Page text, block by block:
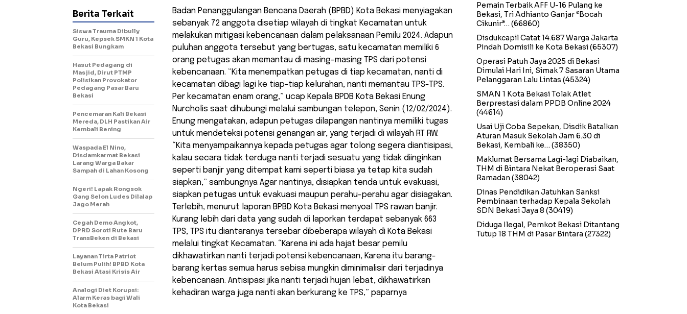
Badan Penanggulangan Bencana Daerah (BPBD) Kota Bekasi menyiagakan
sebanyak 72 anggota disetiap wilayah di tingkat Kecamatan untuk
melakukan mitigasi kebencanaan dalam pelaksanaan Pemilu 2024. Adapun
puluhan anggota tersebut yang bertugas, satu kecamatan memiliki 6
orang petugas akan memantau di masing-masing TPS dari potensi
kebencanaan. “Kita menempatkan petugas di tiap kecamatan, nanti di
kecamatan dibagi lagi ke tiap-tiap kelurahan, nanti memantau TPS-TPS.
Per kecamatan enam orang,” ucap Kepala BPDB Kota Bekasi Enung
Nurcholis saat dihubungi melalui sambungan telepon, Senin (12/02/2024).
Enung mengatakan, adapun petugas dilapangan nantinya memiliki tugas
untuk mendeteksi potensi genangan air, yang terjadi di wilayah RT RW.
“Kita menyampaikannya kepada petugas agar tolong segera diantisipasi,
kalau secara tidak terduga nanti terjadi sesuatu yang tidak diinginkan
seperti banjir yang ditempat kami seperti biasa ya tetap kita sudah
siapkan,” sambungnya Agar nantinya, disiapkan tenda untuk evakuasi,
siapkan petugas untuk evakuasi maupun perahu-perahu agar disiagakan.
Terlebih, menurut laporan BPBD Kota Bekasi menyoal TPS rawan banjir.
Kurang lebih dari data yang sudah di laporkan terdapat sebanyak 663
TPS, TPS itu diantaranya tersebar dibeberapa wilayah di Kota Bekasi
melalui tingkat Kecamatan. “Karena ini ada hajat besar pemilu
dikhawatirkan nanti terjadi potensi kebencanaan, Karena itu barang-
barang kertas semua harus sebisa mungkin diminimalisir dari terjadinya
kebencanaan. Antisipasi jika nanti terjadi hujan lebat, dikhawatirkan
kehadiran warga juga nanti akan berkurang ke TPS,” paparnya
Berita Terkait
Siswa Trauma Dibully
Guru, Kepsek SMKN 1 Kota
Bekasi Bungkam
Hasut Pedagang di
Masjid, Dirut PTMP
Polisikan Provokator
Pedagang Pasar Baru
Bekasi
Pencemaran Kali Bekasi
Mereda, DLH Pastikan Air
Kembali Bening
Waspada El Nino,
Disdamkarmat Bekasi
Larang Warga Bakar
Sampah di Lahan Kosong
Ngeri! Lapak Rongsok
Gang Selon Ludes Dilalap
Jago Merah
Cegah Demo Angkot,
DPRD Soroti Rute Baru
TransBeken di Bekasi
Layanan Tirta Patriot
Belum Pulih! BPBD Kota
Bekasi Atasi Krisis Air
Analogi Diet Korupsi:
Alarm Keras bagi Wali
Kota Bekasi
Pemain Terbaik AFF U-16 Pulang ke
Bekasi, Tri Adhianto Ganjar “Bocah
Cikunir”… (66860)
Disdukcapil Catat 14.687 Warga Jakarta
Pindah Domisili ke Kota Bekasi(65307)
Operasi Patuh Jaya 2025 di Bekasi
Dimulai Hari Ini, Simak 7 Sasaran Utama
Pelanggaran Lalu Lintas (45324)
SMAN 1 Kota Bekasi Tolak Atlet
Berprestasi dalam PPDB Online 2024
(44614)
Usai Uji Coba Sepekan, Disdik Batalkan
Aturan Masuk Sekolah Jam 6.30 di
Bekasi, Kembali ke… (38350)
Maklumat Bersama Lagi-lagi Diabaikan,
THM di Bintara Nekat Beroperasi Saat
Ramadan (38042)
Dinas Pendidikan Jatuhkan Sanksi
Pembinaan terhadap Kepala Sekolah
SDN Bekasi Jaya 8 (30419)
Diduga Ilegal, Pemkot Bekasi Ditantang
Tutup 18 THM di Pasar Bintara (27322)